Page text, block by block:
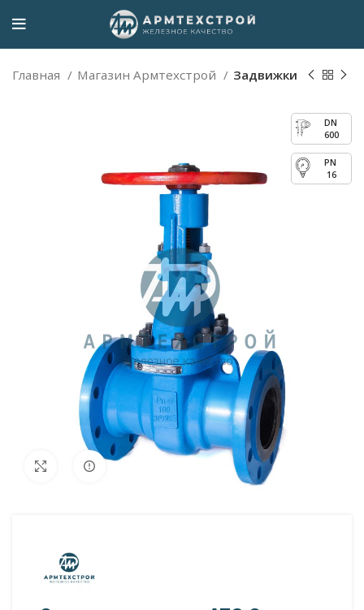
Главная Магазин Армтехстрой Задвижки
600
16
УвеличитьВнешний вид изделия может отличаться
от фото представленных на странице!